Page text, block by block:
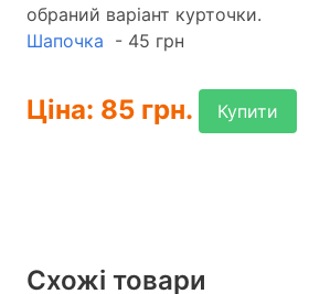
обраний варіант курточки.
Шапочка - 45 грн
Ціна: 85 грн. Купити
Схожі товари